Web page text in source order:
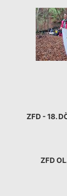
ZFD - 18.
ZFD